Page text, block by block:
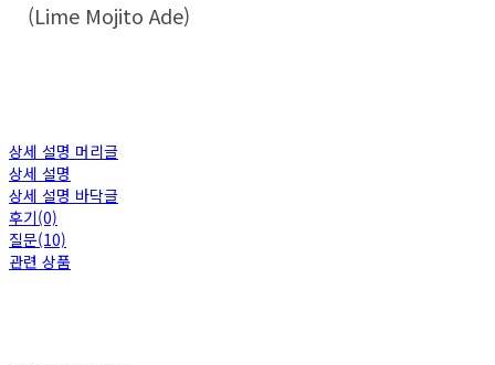
(Lime Mojito Ade)
상세 설명 머리글
상세 설명
상세 설명 바닥글
후기(0)
질문(10)
관련 상품